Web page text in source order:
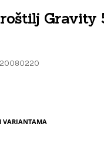
Gravity
VARIANTAMA